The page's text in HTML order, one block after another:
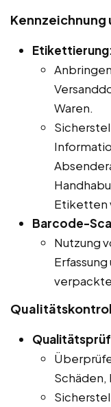
Waren.
Etiketten
Barcode-
Nutzung